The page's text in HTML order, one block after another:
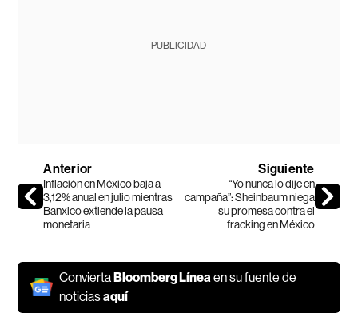
PUBLICIDAD
Anterior
Inflación en México baja a
3,12% anual en julio mientras
Banxico extiende la pausa
monetaria
Siguiente
“Yo nunca lo dije en
campaña”: Sheinbaum niega
su promesa contra el
fracking en México
ConviertaBloomberg Línea en su fuente de
noticiasaquí